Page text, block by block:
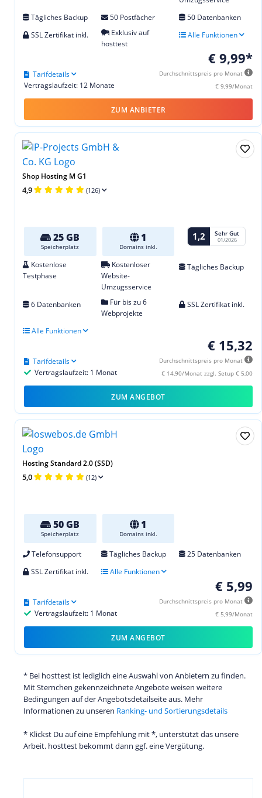
Tägliches Backup
50 Postfächer
50 Datenbanken
SSL Zertifikat inkl.
Exklusiv auf
hosttest
Alle Funktionen
€ 9,99*
Durchschnittspreis pro Monat
€ 9,99/Monat
Vertragslaufzeit: 12 Monate
Tarifdetails
ZUM ANBIETER
Shop Hosting M G1
4,9 (126)
25 GB
Speicherplatz
1
Domains inkl.
1,2 Sehr Gut
01/2026
Kostenlose
Testphase
Kostenloser
Website-
Umzugsservice
Tägliches Backup
6 Datenbanken
Für bis zu 6
Webprojekte
SSL Zertifikat inkl.
Alle Funktionen
€ 15,32
Durchschnittspreis pro Monat
€ 14,90/Monat zzgl. Setup € 5,00
Vertragslaufzeit: 1 Monat
Tarifdetails
ZUM ANGEBOT
Hosting Standard 2.0 (SSD)
5,0 (12)
50 GB
Speicherplatz
1
Domains inkl.
Telefonsupport Tägliches Backup
25 Datenbanken
SSL Zertifikat inkl.
Alle Funktionen
€ 5,99
Durchschnittspreis pro Monat
€ 5,99/Monat
Vertragslaufzeit: 1 Monat
Tarifdetails
ZUM ANGEBOT
* Bei hosttest ist lediglich eine Auswahl von Anbietern zu finden.
Mit Sternchen gekennzeichnete Angebote weisen weitere
Bedingungen auf der Angebotsdetailseite aus. Mehr
Informationen zu unseren Ranking- und Sortierungsdetails
* Klickst Du auf eine Empfehlung mit *, unterstützt das unsere
Arbeit. hosttest bekommt dann ggf. eine Vergütung.